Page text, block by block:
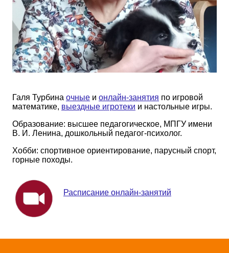
Галя Турбина очные и онлайн-занятия по игровой
математике, выездные игротеки и настольные игры.
Образование: высшее педагогическое, МПГУ имени
В. И. Ленина, дошкольный педагог-психолог.
Хобби: спортивное ориентирование, парусный спорт,
горные походы.
Расписание онлайн-занятий